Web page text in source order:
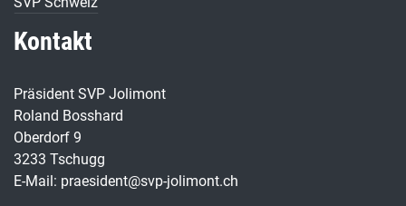
Kontakt
Präsident SVP Jolimont
Roland Bosshard
Oberdorf 9
3233 Tschugg
E-Mail: praesident@svp-jolimont.ch